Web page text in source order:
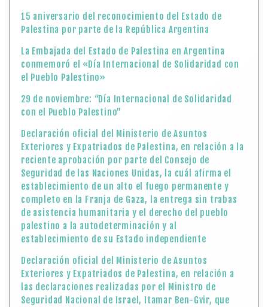
15 aniversario del reconocimiento del Estado de
Palestina por parte de la República Argentina
La Embajada del Estado de Palestina en Argentina
conmemoró el «Día Internacional de Solidaridad con
el Pueblo Palestino»
29 de noviembre: “Día Internacional de Solidaridad
con el Pueblo Palestino”
Declaración oficial del Ministerio de Asuntos
Exteriores y Expatriados de Palestina, en relación a la
reciente aprobación por parte del Consejo de
Seguridad de las Naciones Unidas, la cuál afirma el
establecimiento de un alto el fuego permanente y
completo en la Franja de Gaza, la entrega sin trabas
de asistencia humanitaria y el derecho del pueblo
palestino a la autodeterminación y al
establecimiento de su Estado independiente
Declaración oficial del Ministerio de Asuntos
Exteriores y Expatriados de Palestina, en relación a
las declaraciones realizadas por el Ministro de
Seguridad Nacional de Israel, Itamar Ben-Gvir, que